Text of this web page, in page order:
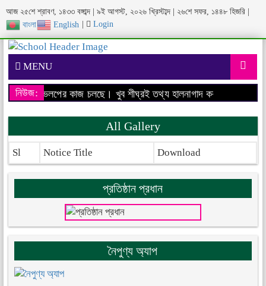
আজ ২৫শে শ্রাবণ, ১৪৩৩ বঙ্গাব্দ | ৯ই আগস্ট, ২০২৬ খ্রিস্টাব্দ | ২৬শে সফর, ১৪৪৮ হিজরি |
বাংলা
English Login
MENU
নিউজ:ডেভেলপের কাজ চলছে। খুব শীঘ্রই তথ্য হালনাগাদ করা হবে।
All Gallery
Sl Notice Title Download
প্রতিষ্ঠান প্রধান
নৈপুণ্য অ্যাপ